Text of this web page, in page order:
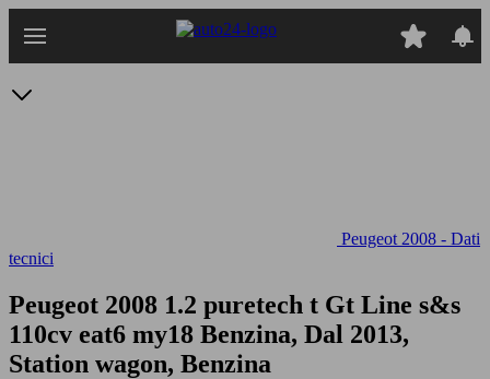
Peugeot 2008 - Dati
tecnici
Peugeot 2008 1.2 puretech t Gt Line s&s
110cv eat6 my18 Benzina, Dal 2013,
Station wagon, Benzina